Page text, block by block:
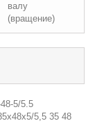
валу
(вращение)
5/5.5
5,5 35 48